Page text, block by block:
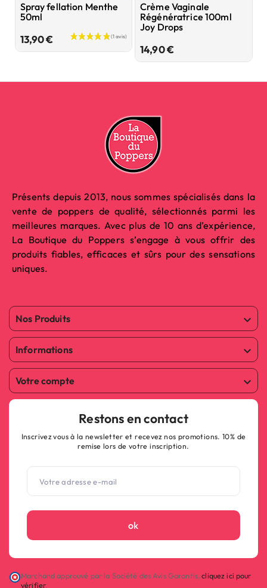
Spray fellation Menthe
50ml
13,90 €Prix
Crème Vaginale
Régénératrice 100ml
Joy Drops
14,90 €Prix
Présents depuis 2013, nous sommes spécialisés dans la
vente de poppers de qualité, sélectionnés parmi les
meilleures marques. Avec plus de 10 ans d’expérience,
La Boutique du Poppers s’engage à vous offrir des
produits fiables, efficaces et sûrs pour des sensations
uniques.
Nos Produits 
Informations 
Votre compte 
Restons en contact
Inscrivez vous à la newsletter et recevez nos promotions. 10% de
remise lors de votre inscription.
ok
Marchand approuvé par la Société des Avis Garantis,cliquez ici pour
vérifier.